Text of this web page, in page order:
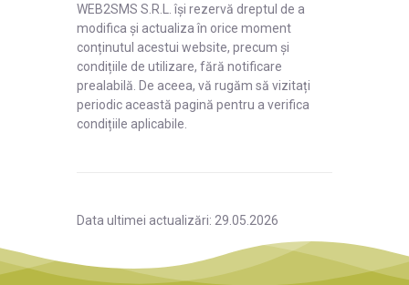
WEB2SMS S.R.L. își rezervă dreptul de a
modifica și actualiza în orice moment
conținutul acestui website, precum și
condițiile de utilizare, fără notificare
prealabilă. De aceea, vă rugăm să vizitați
periodic această pagină pentru a verifica
condițiile aplicabile.
Data ultimei actualizări: 29.05.2026